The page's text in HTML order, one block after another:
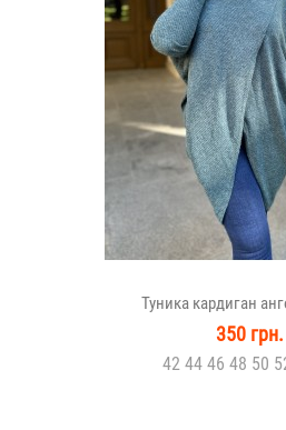
Туника кардиган
350 грн.
42 44 46 48 50